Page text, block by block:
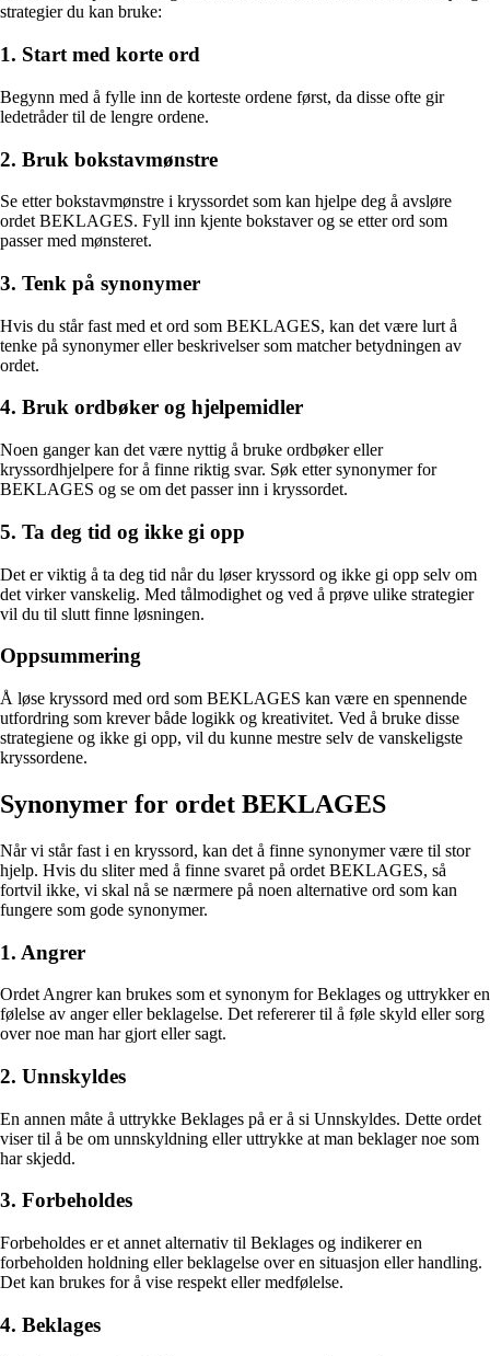
strategier du kan bruke:
1. Start med korte ord
Begynn med å fylle inn de korteste ordene først, da disse ofte gir
ledetråder til de lengre ordene.
2. Bruk bokstavmønstre
Se etter bokstavmønstre i kryssordet som kan hjelpe deg å avsløre
ordet BEKLAGES. Fyll inn kjente bokstaver og se etter ord som
passer med mønsteret.
3. Tenk på synonymer
Hvis du står fast med et ord som BEKLAGES, kan det være lurt å
tenke på synonymer eller beskrivelser som matcher betydningen av
ordet.
4. Bruk ordbøker og hjelpemidler
Noen ganger kan det være nyttig å bruke ordbøker eller
kryssordhjelpere for å finne riktig svar. Søk etter synonymer for
BEKLAGES og se om det passer inn i kryssordet.
5. Ta deg tid og ikke gi opp
Det er viktig å ta deg tid når du løser kryssord og ikke gi opp selv om
det virker vanskelig. Med tålmodighet og ved å prøve ulike strategier
vil du til slutt finne løsningen.
Oppsummering
Å løse kryssord med ord som BEKLAGES kan være en spennende
utfordring som krever både logikk og kreativitet. Ved å bruke disse
strategiene og ikke gi opp, vil du kunne mestre selv de vanskeligste
kryssordene.
Synonymer for ordet BEKLAGES
Når vi står fast i en kryssord, kan det å finne synonymer være til stor
hjelp. Hvis du sliter med å finne svaret på ordet BEKLAGES, så
fortvil ikke, vi skal nå se nærmere på noen alternative ord som kan
fungere som gode synonymer.
1. Angrer
Ordet Angrer kan brukes som et synonym for Beklages og uttrykker en
følelse av anger eller beklagelse. Det refererer til å føle skyld eller sorg
over noe man har gjort eller sagt.
2. Unnskyldes
En annen måte å uttrykke Beklages på er å si Unnskyldes. Dette ordet
viser til å be om unnskyldning eller uttrykke at man beklager noe som
har skjedd.
3. Forbeholdes
Forbeholdes er et annet alternativ til Beklages og indikerer en
forbeholden holdning eller beklagelse over en situasjon eller handling.
Det kan brukes for å vise respekt eller medfølelse.
4. Beklages